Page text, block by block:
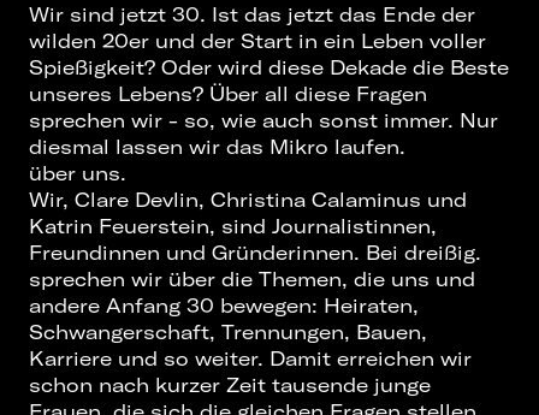
Wir sind jetzt 30. Ist das jetzt das Ende der
wilden 20er und der Start in ein Leben voller
Spießigkeit? Oder wird diese Dekade die Beste
unseres Lebens? Über all diese Fragen
sprechen wir - so, wie auch sonst immer. Nur
diesmal lassen wir das Mikro laufen.
über uns.
Wir, Clare Devlin, Christina Calaminus und
Katrin Feuerstein, sind Journalistinnen,
Freundinnen und Gründerinnen. Bei dreißig.
sprechen wir über die Themen, die uns und
andere Anfang 30 bewegen: Heiraten,
Schwangerschaft, Trennungen, Bauen,
Karriere und so weiter. Damit erreichen wir
schon nach kurzer Zeit tausende junge